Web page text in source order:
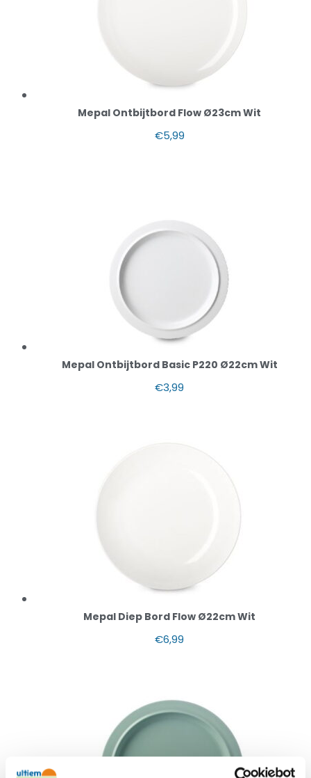
Mepal Ontbijtbord Flow Ø23cm Wit
€5,99
Mepal Ontbijtbord Basic P220 Ø22cm Wit
€3,99
Mepal Diep Bord Flow Ø22cm Wit
€6,99